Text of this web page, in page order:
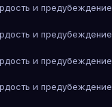
и предубеждение
и предубеждение
и предубеждение
и предубеждение